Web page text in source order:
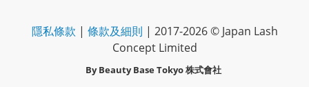
隱私條款 | 條款及細則 | 2017-2026 © Japan Lash
Concept Limited
By Beauty Base Tokyo株式會社